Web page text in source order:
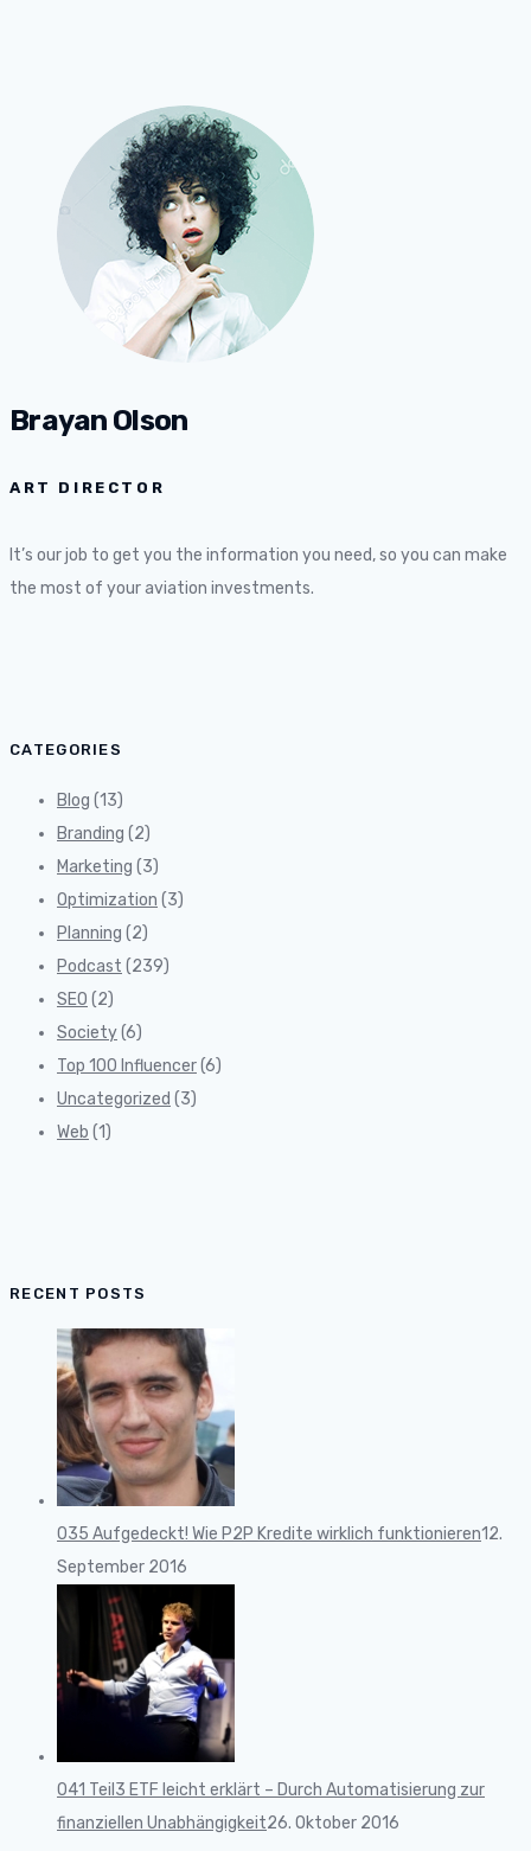
Brayan Olson
ART DIRECTOR
It’s our job to get you the information you need, so you can make
the most of your aviation investments.
CATEGORIES
Blog (13)
Branding (2)
Marketing (3)
Optimization (3)
Planning (2)
Podcast (239)
SEO (2)
Society(6)
Top 100 Influencer(6)
Uncategorized (3)
Web (1)
RECENT POSTS
035 Aufgedeckt! Wie P2P Kredite wirklich funktionieren12.
September 2016
041 Teil3 ETF leicht erklärt – Durch Automatisierung zur
finanziellen Unabhängigkeit26. Oktober 2016